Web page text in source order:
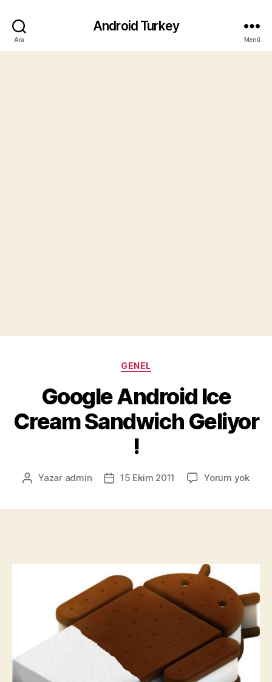
Ara
Android Turkey
Menü
Kategoriler
GENEL
Google Android Ice
Cream Sandwich Geliyor
!
Yazının
Yazar admin
Yazı15 Ekim 2011 Yorum yok